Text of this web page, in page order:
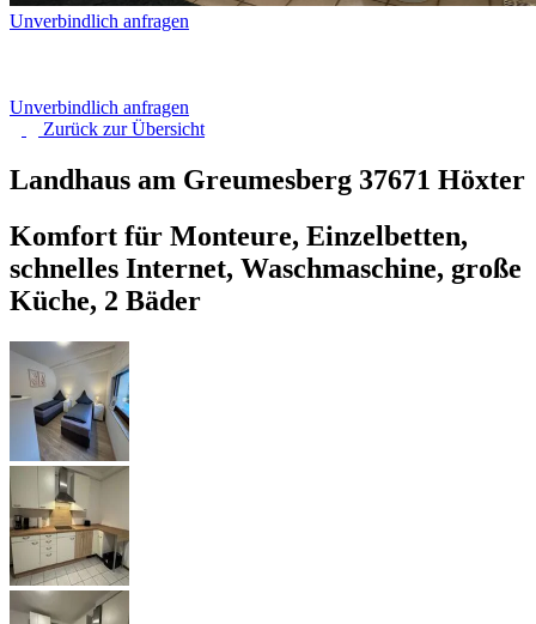
Unverbindlich anfragen
Unverbindlich anfragen
Zurück zurÜbersicht
Landhaus am Greumesberg 37671 Höxter
Komfort für Monteure, Einzelbetten,
schnelles Internet, Waschmaschine, große
Küche, 2 Bäder